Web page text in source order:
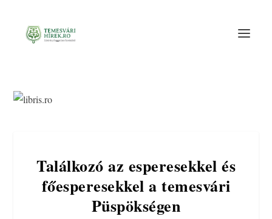
Találkozó az esperesekkel és
főesperesekkel a temesvári
Püspökségen